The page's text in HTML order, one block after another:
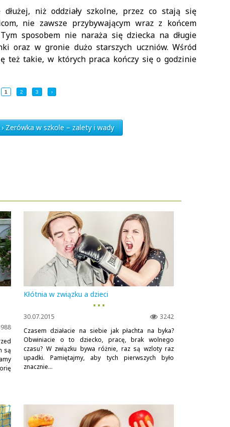
niż oddziały szkolne, przez co stają się
nie zawsze przybywającym wraz z końcem
sposobem nie naraża się dziecka na długie
oraz w gronie dużo starszych uczniów. Wśród
też takie, w których praca kończy się o godzinie
1 2 3 ›
Zerówka w szkole – zalety i wady
są
Kłótnia w związku a dzieci
▪ ▪ ▪
3242
30.07.2015
Czasem działacie na siebie jak płachta na byka?
Obwiniacie o to dziecko, pracę, brak wolnego
czasu? W związku bywa różnie, raz są wzloty raz
upadki. Pamiętajmy, aby tych pierwszych było
znacznie...